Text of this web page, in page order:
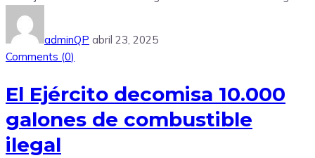
adminQP abril 23, 2025
Comments (0)
El Ejército decomisa 10.000
galones de combustible
ilegal